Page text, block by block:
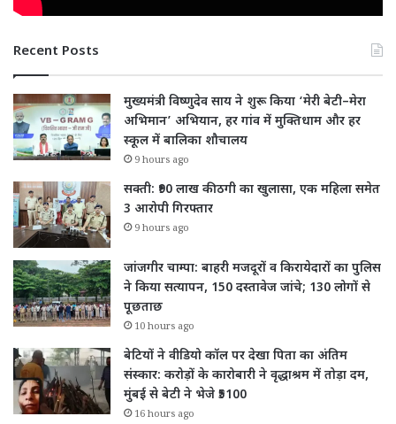
Recent Posts
मुख्यमंत्री विष्णुदेव साय ने शुरू किया ‘मेरी बेटी–मेरा
अभिमान’ अभियान, हर गांव में मुक्तिधाम और हर
स्कूल में बालिका शौचालय
9 hours ago
सक्ती: ₹90 लाख की ठगी का खुलासा, एक महिला समेत
3 आरोपी गिरफ्तार
9 hours ago
जांजगीर चाम्पा: बाहरी मजदूरों व किरायेदारों का पुलिस
ने किया सत्यापन, 150 दस्तावेज जांचे; 130 लोगों से
पूछताछ
10 hours ago
बेटियों ने वीडियो कॉल पर देखा पिता का अंतिम
संस्कार: करोड़ों के कारोबारी ने वृद्धाश्रम में तोड़ा दम,
मुंबई से बेटी ने भेजे ₹5100
16 hours ago